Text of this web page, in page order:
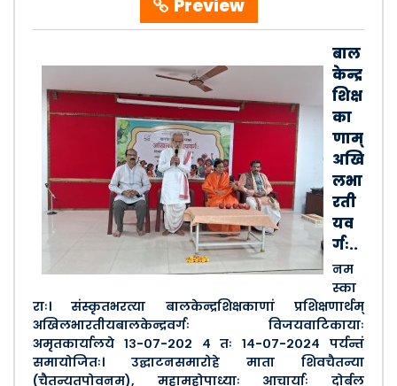
Preview
बाल
केन्द्र
शिक्ष
का
णाम्
अखि
लभा
रती
यव
र्गः..
नम
स्का
राः। संस्कृतभरत्या बालकेन्द्रशिक्षकाणां प्रशिक्षणार्थम्
अखिलभारतीयबालकेन्द्रवर्गः विजयवाटिकायाः
अमृतकार्यालये १३-०७-२०२ ४ तः १४-०७-२०२४ पर्यन्तं
समायोजितः। उद्घाटनसमारोहे माता शिवचैतन्या
(चैतन्यतपोवनम्), महामहोपाध्याः आचार्याः दोर्बल